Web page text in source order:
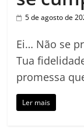
5 de agosto de
Ei… Não se
Tua
promessa
Ler mais